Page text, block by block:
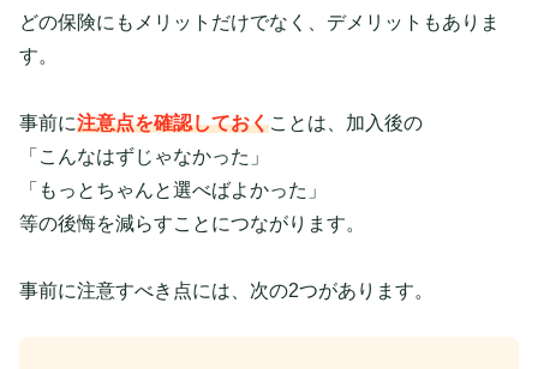
どの保険にもメリットだけでなく、デメリットもありま
す。
事前に注意点を確認しておくことは、加入後の
「こんなはずじゃなかった」
「もっとちゃんと選べばよかった」
等の後悔を減らすことにつながります。
事前に注意すべき点には、次の2つがあります。